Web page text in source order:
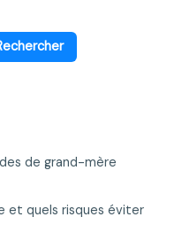
de grand-mère
et quels risques éviter